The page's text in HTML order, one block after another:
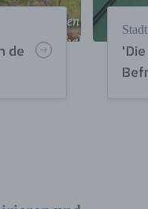
de